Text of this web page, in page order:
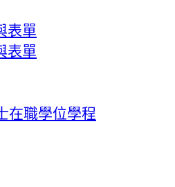
表單
表單
在職學位學程